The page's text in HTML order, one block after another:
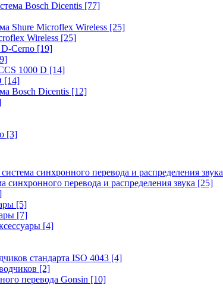
Bosch Dicentis [77]
Shure Microflex Wireless [25]
Wireless [25]
Cerno [19]
1000 D [14]
[14]
Bosch Dicentis [12]
[3]
синхронного перевода и распределения звука
синхронного перевода и распределения звука [25]
[5]
[7]
[4]
стандарта ISO 4043 [4]
[2]
перевода Gonsin [10]